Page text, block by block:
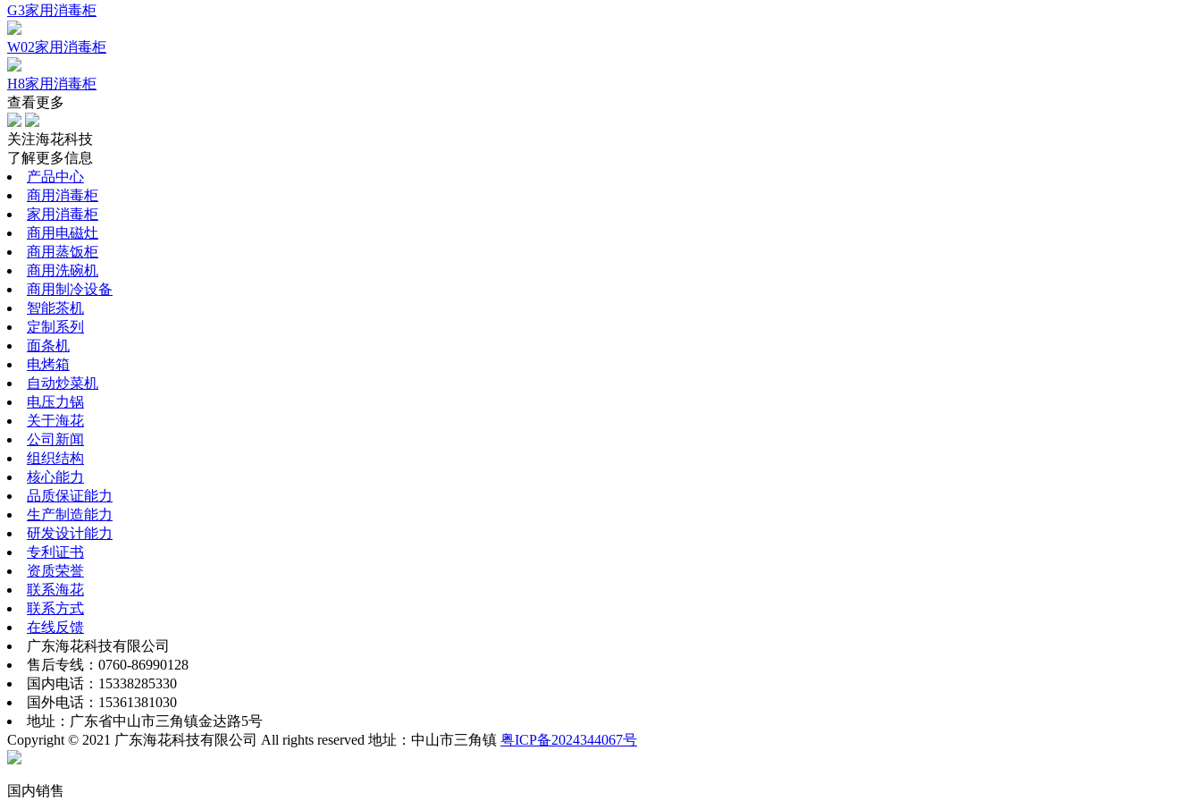
G3家用消毒柜
W02家用消毒柜
H8家用消毒柜
查看更多
关注海花科技
了解更多信息
产品中心
商用消毒柜
家用消毒柜
商用电磁灶
商用蒸饭柜
商用洗碗机
商用制冷设备
智能茶机
定制系列
面条机
电烤箱
自动炒菜机
电压力锅
关于海花
公司新闻
组织结构
核心能力
品质保证能力
生产制造能力
研发设计能力
专利证书
资质荣誉
联系海花
联系方式
在线反馈
广东海花科技有限公司
售后专线：0760-86990128
国内电话：15338285330
国外电话：15361381030
地址：广东省中山市三角镇金达路5号
Copyright © 2021 广东海花科技有限公司 All rights reserved 地址：中山市三角镇 粤ICP备2024344067号
国内销售